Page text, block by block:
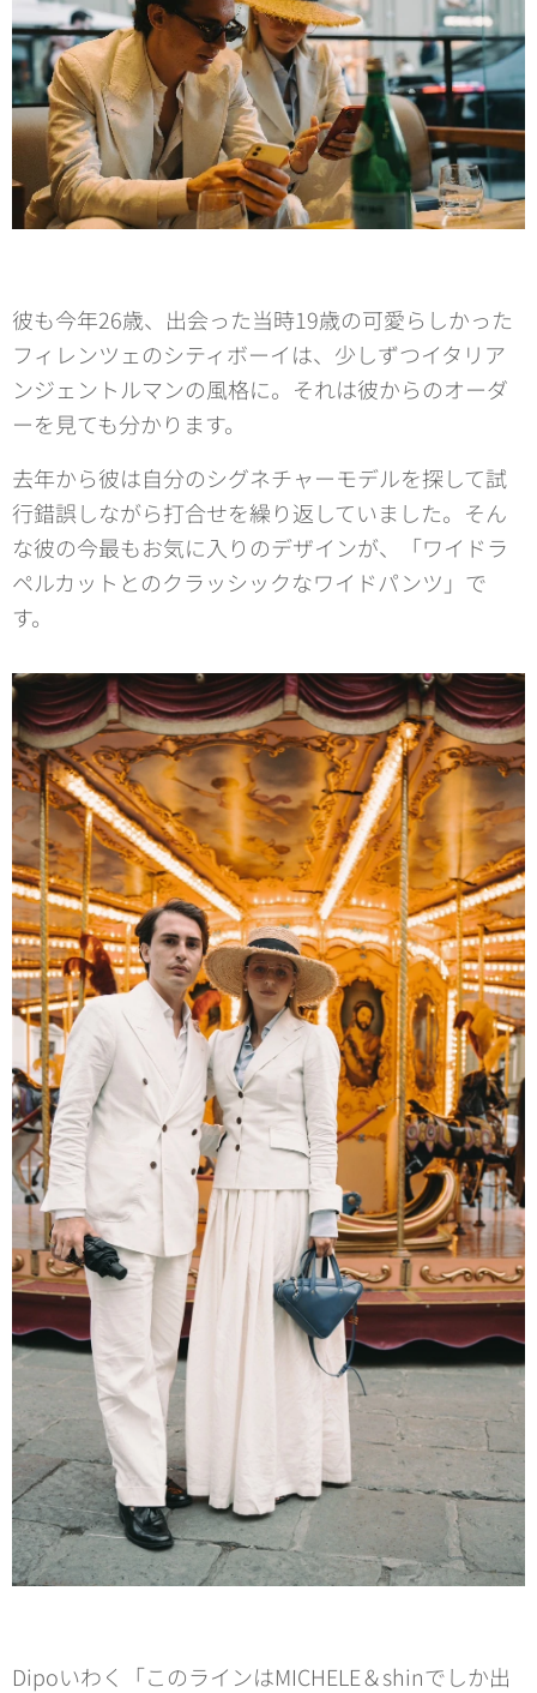
彼も今年26歳、出会った当時19歳の可愛らしかった
フィレンツェのシティボーイは、少しずつイタリア
ンジェントルマンの風格に。それは彼からのオーダ
ーを見ても分かります。
去年から彼は自分のシグネチャーモデルを探して試
行錯誤しながら打合せを繰り返していました。そん
な彼の今最もお気に入りのデザインが、「ワイドラ
ペルカットとのクラッシックなワイドパンツ」で
す。
Dipoいわく「このラインはMICHELE＆shinでしか出